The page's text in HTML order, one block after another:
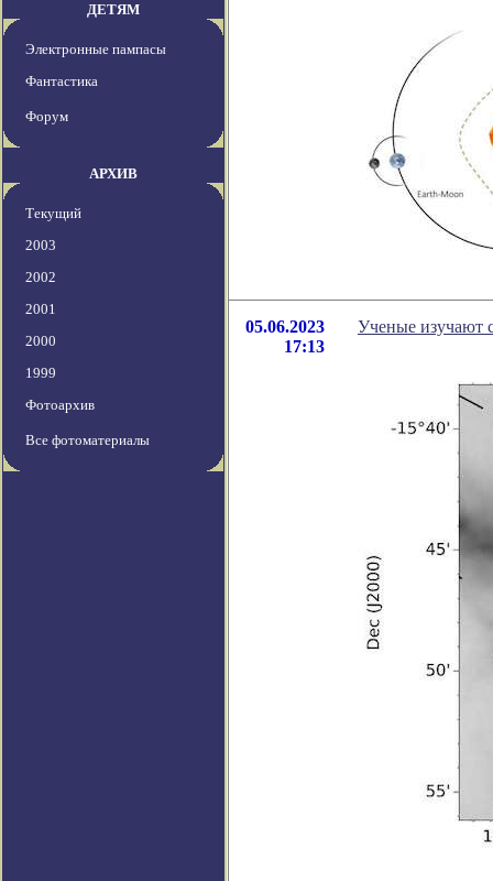
ДЕТЯМ
Электронные пампасы
Фантастика
Форум
АРХИВ
Текущий
2003
2002
2001
2000
1999
Фотоархив
Все фотоматериалы
05.06.2023
17:13
Ученые изучают